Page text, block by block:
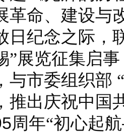
革命、建设与
日纪念之际，
”展览征集启
与市委组织部
推出庆祝中国
周年“初心起航